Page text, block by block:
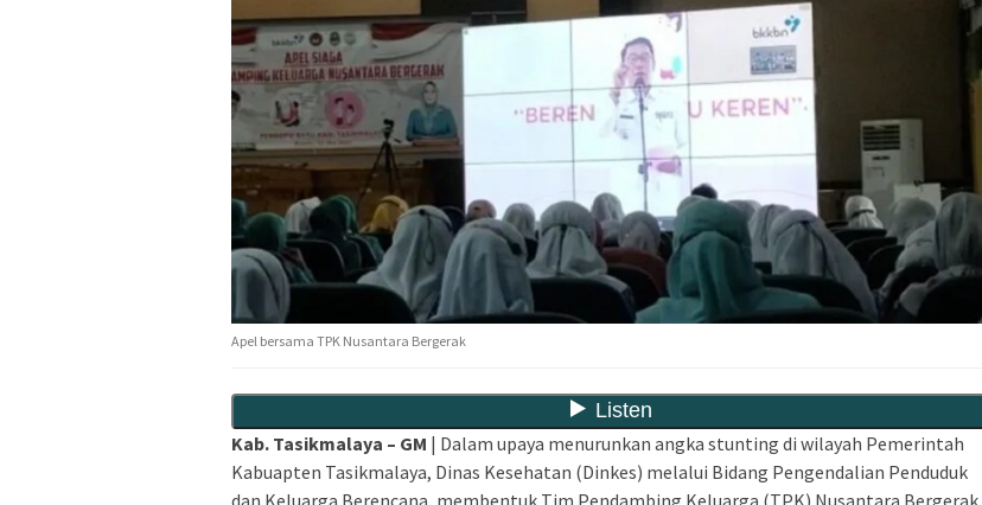
Apel bersama TPK Nusantara Bergerak
Kab. Tasikmalaya – GM | Dalam upaya menurunkan angka stunting di wilayah Pemerintah
Kabuapten Tasikmalaya, Dinas Kesehatan (Dinkes) melalui Bidang Pengendalian Penduduk
dan Keluarga Berencana, membentuk Tim Pendambing Keluarga (TPK) Nusantara Bergerak.